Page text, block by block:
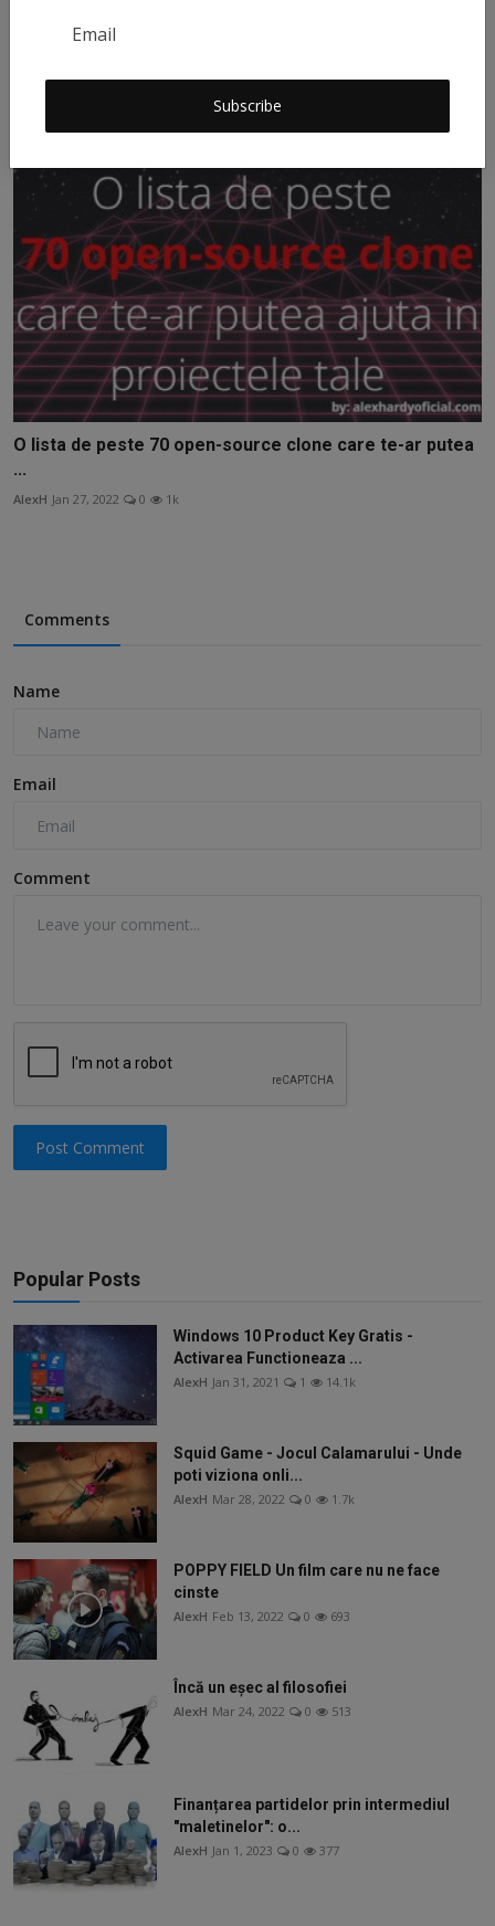
Subscribe
O lista de peste 70 open-source clone care te-ar putea
...
AlexH Jan 27, 2022 0 1k
Comments
Name
Email
Comment
Post Comment
Popular Posts
Windows 10 Product Key Gratis -
Activarea Functioneaza ...
AlexH Jan 31, 2021 1 14.1k
Squid Game - Jocul Calamarului - Unde
poti viziona onli...
AlexH Mar 28, 2022 0 1.7k
POPPY FIELD Un film care nu ne face
cinste
AlexH Feb 13, 2022 0 693
Încă un eșec al filosofiei
AlexH Mar 24, 2022 0 513
Finanțarea partidelor prin intermediul
"maletinelor": o...
AlexH Jan 1, 2023 0 377